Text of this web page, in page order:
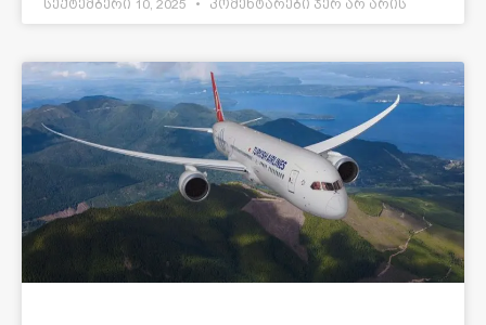
სექტემბერი 10, 2025 კომენტარები ჯერ არ არის